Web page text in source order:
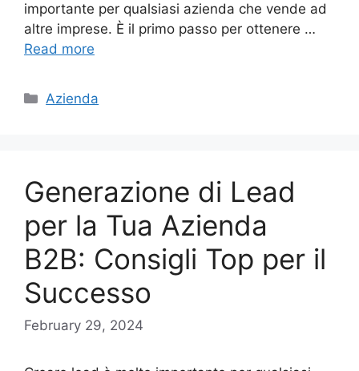
importante per qualsiasi azienda che vende ad
altre imprese. È il primo passo per ottenere …
Read more
Categories
Azienda
Generazione di Lead
per la Tua Azienda
B2B: Consigli Top per il
Successo
February 29, 2024